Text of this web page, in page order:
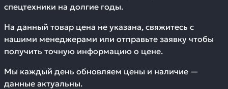
спецтехники на долгие годы.
На данный товар цена не указана, свяжитесь с
нашими менеджерами или отправьте заявку чтобы
получить точную информацию о цене.
Мы каждый день обновляем цены и наличие —
данные актуальны.